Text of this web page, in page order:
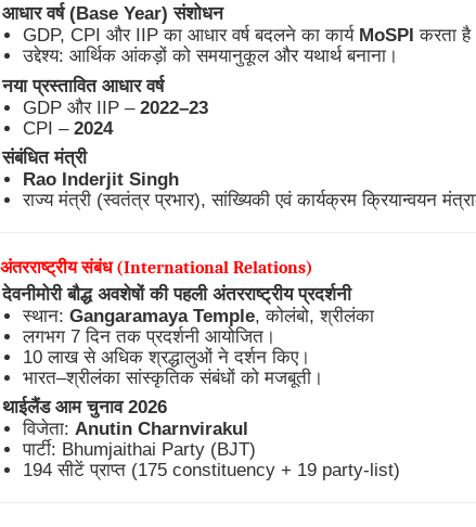
आधार वर्ष (Base Year) संशोधन
GDP, CPI और IIP का आधार वर्ष बदलने का कार्य MoSPI करता
उद्देश्य: आर्थिक आंकड़ों को समयानुकूल और यथार्थ बनाना।
नया प्रस्तावित आधार वर्ष
GDP और IIP –2022–23
CPI –2024
संबंधित मंत्री
Rao Inderjit Singh
राज्य मंत्री (स्वतंत्र प्रभार), सांख्यिकी एवं कार्यक्रम क्रियान्वयन
संबंध (International Relations)
देवनीमोरी बौद्ध अवशेषों की पहली अंतरराष्ट्रीय प्रदर्शनी
स्थान:Gangaramaya Temple, कोलंबो, श्रीलंका
लगभग 7 दिन तक प्रदर्शनी आयोजित।
10 लाख से अधिक श्रद्धालुओं ने दर्शन किए।
भारत–श्रीलंका सांस्कृतिक संबंधों को मजबूती।
थाईलैंड आम चुनाव 2026
विजेता:Anutin Charnvirakul
पार्टी: Bhumjaithai Party (BJT)
194 सीटें प्राप्त (175 constituency + 19 party-list)